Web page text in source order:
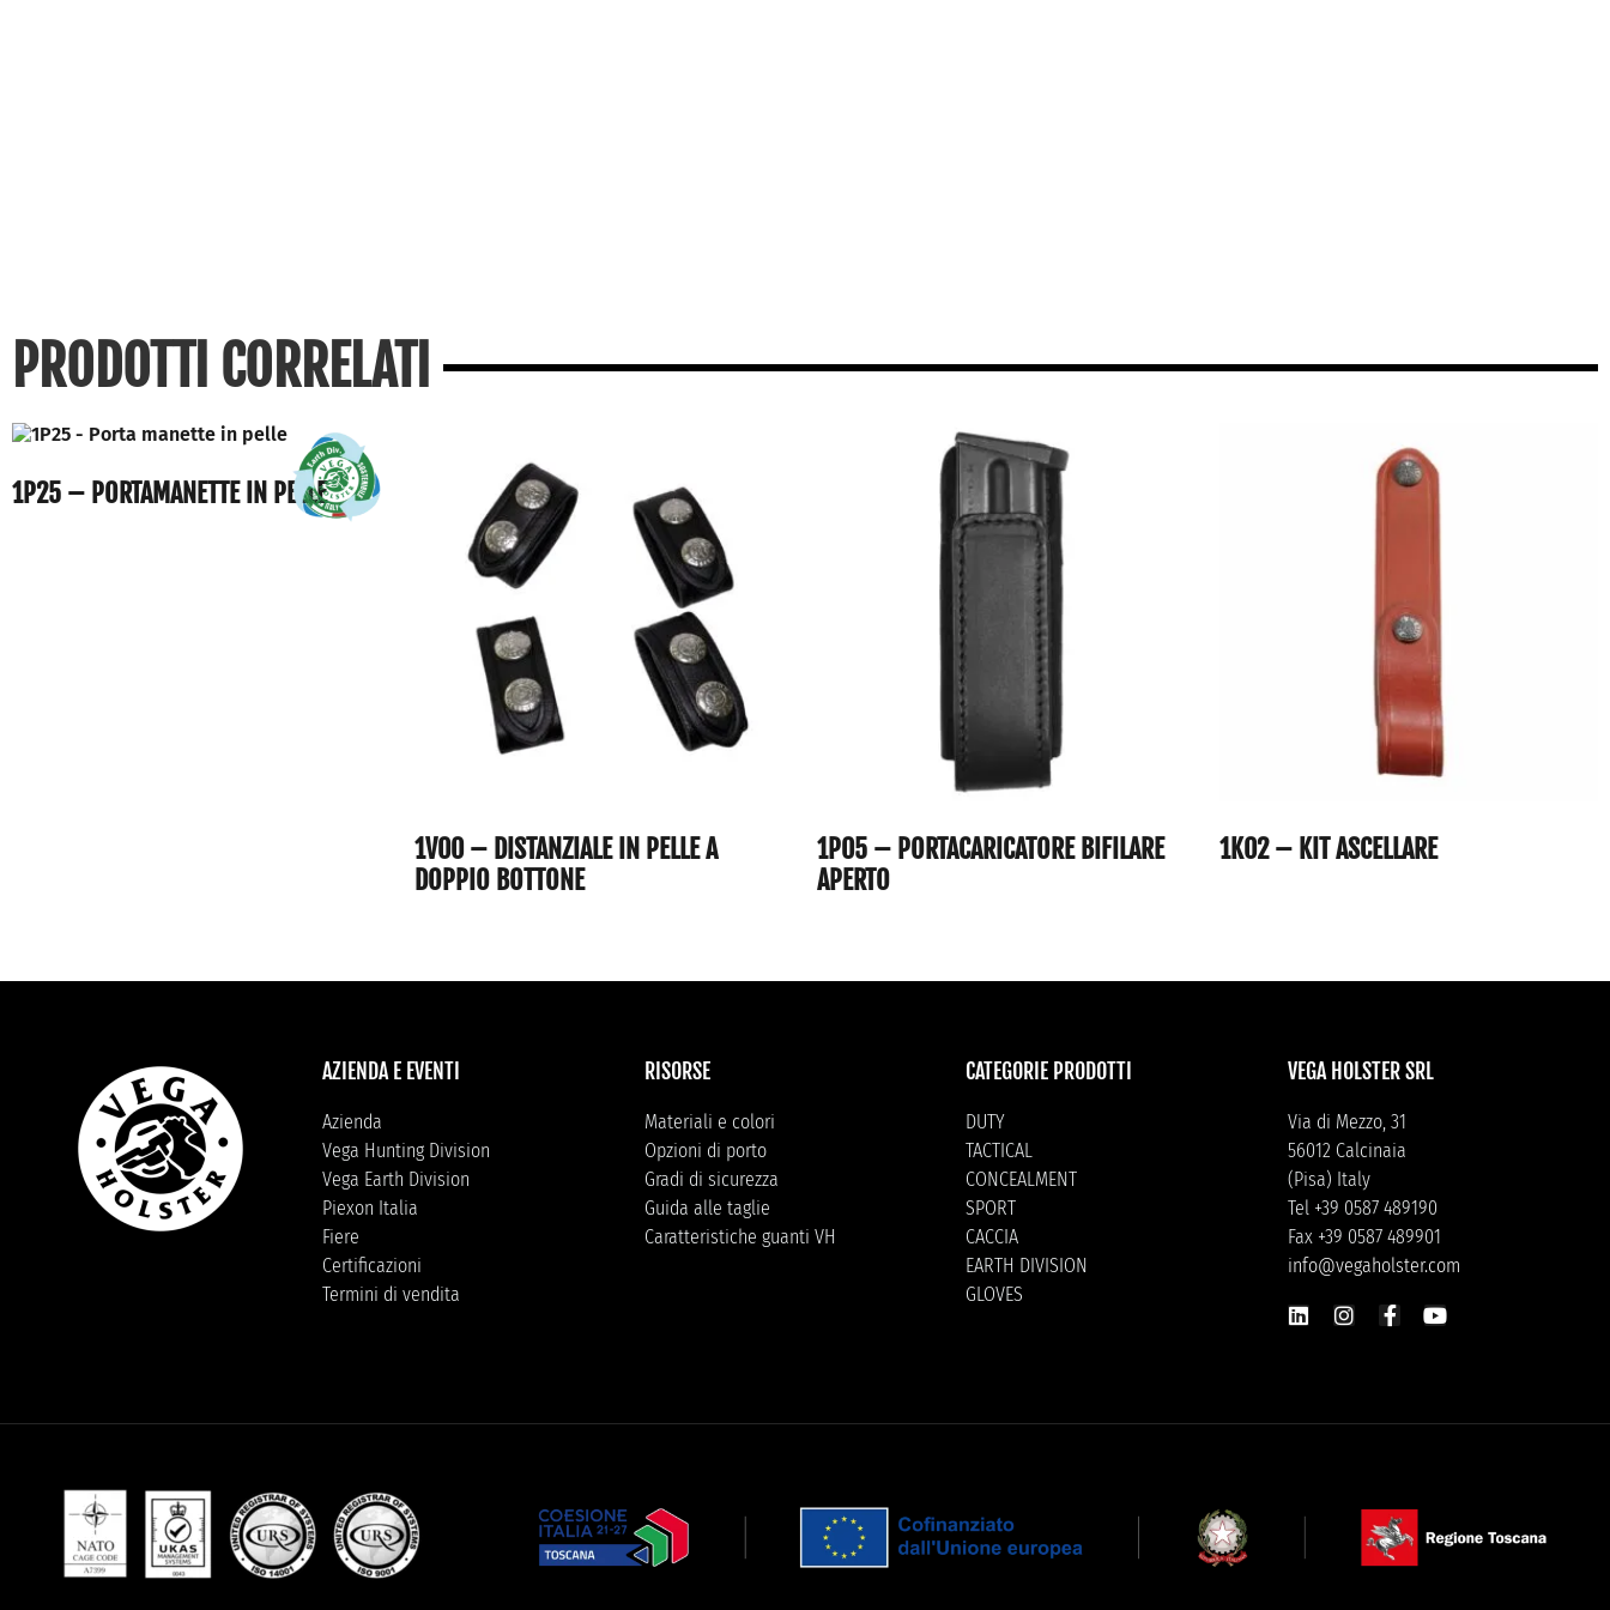
PRODOTTI CORRELATI
1P25 – PORTAMANETTE IN PELLE
1V00 – DISTANZIALE IN PELLE A
DOPPIO BOTTONE
1P05 – PORTACARICATORE BIFILARE
APERTO
1K02 – KIT ASCELLARE
AZIENDA E EVENTI
Azienda
Vega Hunting Division
Vega Earth Division
Piexon Italia
Fiere
Certificazioni
Termini di vendita
RISORSE
Materiali e colori
Opzioni di porto
Gradi di sicurezza
Guida alle taglie
Caratteristiche guanti VH
CATEGORIE PRODOTTI
DUTY
TACTICAL
CONCEALMENT
SPORT
CACCIA
EARTH DIVISION
GLOVES
VEGA HOLSTER SRL
Via di Mezzo, 31
56012 Calcinaia
(Pisa) Italy
Tel +39 0587 489190
Fax +39 0587 489901
info@vegaholster.com